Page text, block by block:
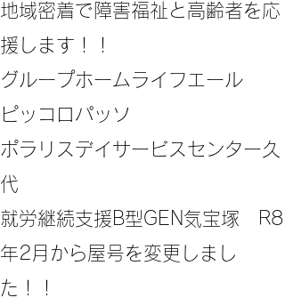
地域密着で障害福祉と高齢者を応
援します！！
グループホームライフエール
ピッコロパッソ
ポラリスデイサービスセンター久
代
​就労継続支援B型GEN気宝塚 R8
年2月から屋号を変更しまし
た！！